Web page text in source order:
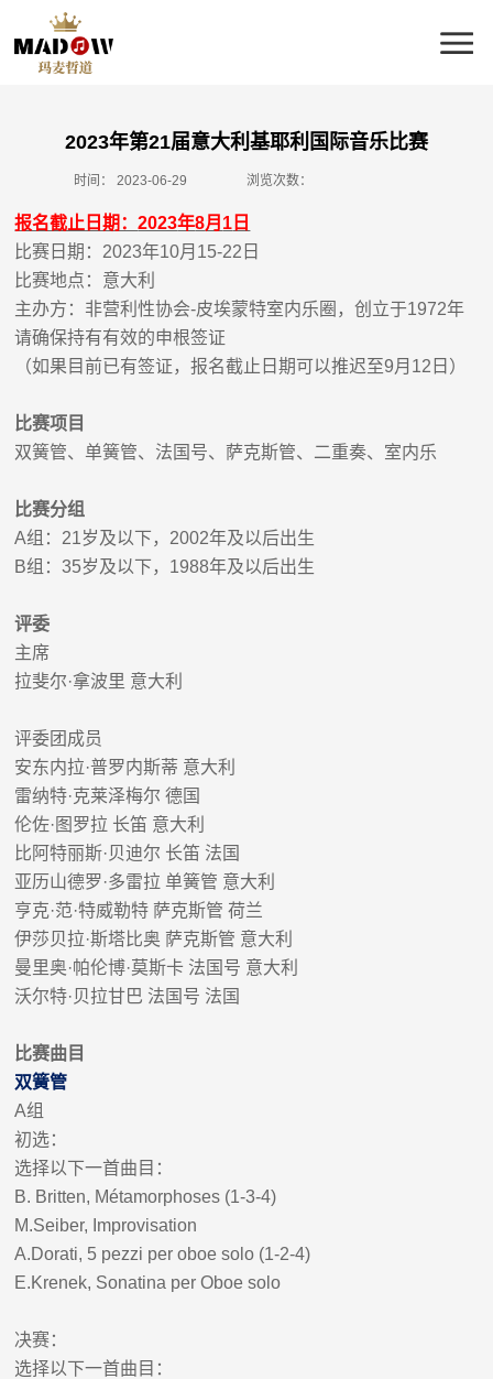
2023年第21届意大利基耶利国际音乐比赛
时间： 2023-06-29 浏览次数：
报名截止日期：2023年8月 1 日
比赛日期： 2023年10月 15-22 日
比赛地点：意大利
主办方：非营利性协会-皮埃蒙特室内乐圈，创立于1972年
请确保持有有效的申根签证
（如果目前已有签证，报名截止日期可以推迟至9月 12 日）
比赛项目
双簧管、单簧管、法国号、萨克斯管、二重奏、室内乐
比赛分组
A组： 21岁及以下， 2002年及以后出生
B组：35岁及以下， 1988年及以后出生
评委
主席
拉斐尔·拿波里 意大利
评委团成员
安东内拉·普罗内斯蒂 意大利
雷纳特·克莱泽梅尔 德国
伦佐· 图罗拉 长笛 意大利
比阿特丽斯·贝迪尔 长笛 法国
亚历山德罗·多雷拉 单簧管 意大利
亨克·范·特威勒特 萨克斯管 荷兰
伊莎贝拉·斯塔比奥 萨克斯管 意大利
曼里奥·帕伦博·莫斯卡 法国号 意大利
沃尔特·贝拉甘巴 法国 号 法国
比赛曲目
双簧管
A组
初选：
选择以下一首曲目：
B. Britten, Métamorphoses (1-3-4)
M.Seiber, Improvisation
A.Dorati, 5 pezzi per oboe solo (1-2-4)
E.Krenek, Sonatina per Oboe solo
决赛：
选择以下一首曲目：